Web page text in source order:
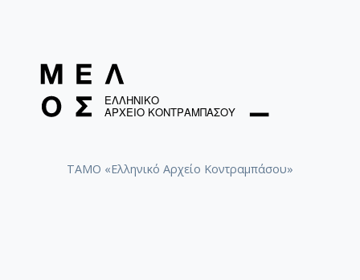
ΤΑΜΟ «Ελληνικό Αρχείο Κοντραμπάσου»